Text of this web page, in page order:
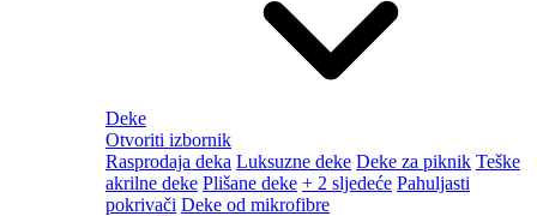
Deke
Otvoriti izbornik
Rasprodaja deka Luksuzne deke Deke za piknik Teške
akrilne deke Plišane deke + 2 sljedeće Pahuljasti
pokrivači Deke od mikrofibre